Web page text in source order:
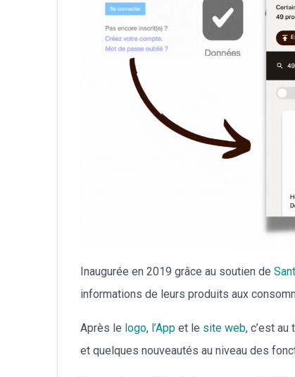
Inaugurée en 2019 grâce au soutien de
informations de leurs produits aux
Après le logo, l’App et le site web, c’est
et quelques nouveautés au niveau des